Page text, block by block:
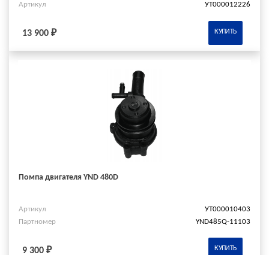
Артикул УТ000012226
13 900 ₽ КУПИТЬ
Помпа двигателя YND 480D
Артикул
УТ000010403
Партномер
YND485Q-11103
9 300 ₽ КУПИТЬ